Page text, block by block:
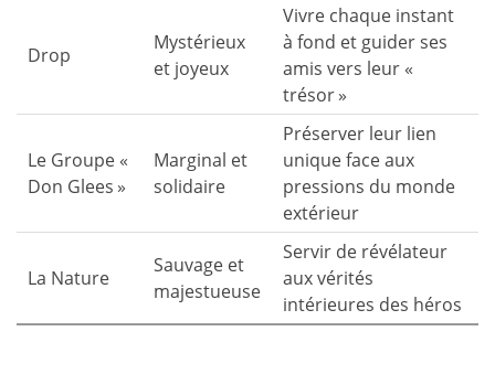
Drop
Mystérieux
et joyeux
Vivre chaque instant
à fond et guider ses
amis vers leur «
trésor »
Le Groupe «
Don Glees »
Marginal et
solidaire
Préserver leur lien
unique face aux
pressions du monde
extérieur
La Nature
Sauvage et
majestueuse
Servir de révélateur
aux vérités
intérieures des héros